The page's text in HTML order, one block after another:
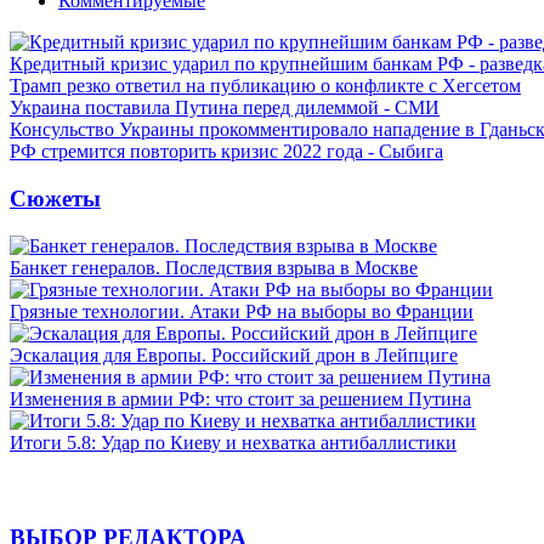
Кредитный кризис ударил по крупнейшим банкам РФ -
Трамп резко ответил на публикацию о конфликте с Хегсетом
Украина поставила Путина перед дилеммой - СМИ
Консульство Украины прокомментировало нападение в
РФ стремится повторить кризис 2022 года - Сыбига
Сюжеты
Банкет генералов. Последствия взрыва в Москве
Грязные технологии. Атаки РФ на выборы во Франции
Эскалация для Европы. Российский дрон в Лейпциге
Изменения в армии РФ: что стоит за решением Путина
Итоги 5.8: Удар по Киеву и нехватка антибаллистики
ВЫБОР РЕДАКТОРА